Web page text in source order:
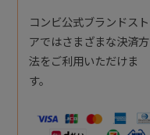
コンビ公式ブランドスト
アではさまざまな決済方
法をご利用いただけま
す。